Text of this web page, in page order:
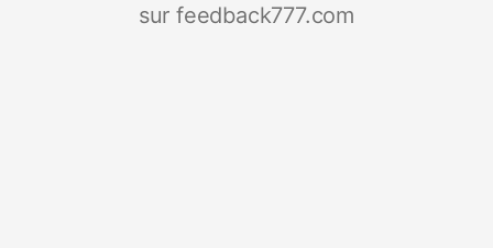
sur feedback777.com